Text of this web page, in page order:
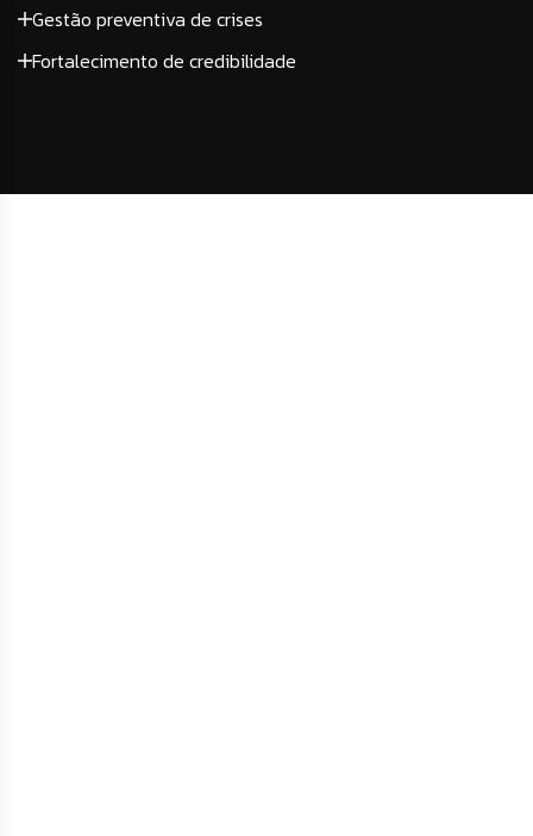
Gestão preventiva de crises
Fortalecimento de credibilidade